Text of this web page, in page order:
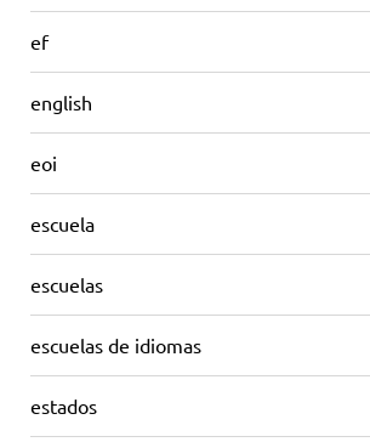
ef
english
eoi
escuela
escuelas
escuelas de idiomas
estados